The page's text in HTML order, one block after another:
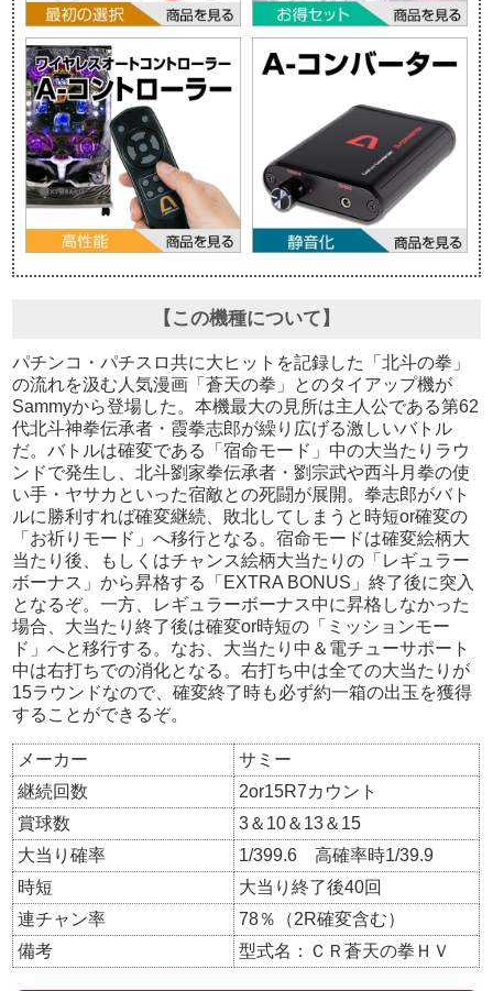
【この機種について】
パチンコ・パチスロ共に大ヒットを記録した「北斗の拳」
の流れを汲む人気漫画「蒼天の拳」とのタイアップ機が
Sammyから登場した。本機最大の見所は主人公である第62
代北斗神拳伝承者・霞拳志郎が繰り広げる激しいバトル
だ。バトルは確変である「宿命モード」中の大当たりラウ
ンドで発生し、北斗劉家拳伝承者・劉宗武や西斗月拳の使
い手・ヤサカといった宿敵との死闘が展開。拳志郎がバト
ルに勝利すれば確変継続、敗北してしまうと時短or確変の
「お祈りモード」へ移行となる。宿命モードは確変絵柄大
当たり後、もしくはチャンス絵柄大当たりの「レギュラー
ボーナス」から昇格する「EXTRA BONUS」終了後に突入
となるぞ。一方、レギュラーボーナス中に昇格しなかった
場合、大当たり終了後は確変or時短の「ミッションモー
ド」へと移行する。なお、大当たり中＆電チューサポート
中は右打ちでの消化となる。右打ち中は全ての大当たりが
15ラウンドなので、確変終了時も必ず約一箱の出玉を獲得
することができるぞ。
メーカー
サミー
継続回数
2or15R7カウント
賞球数
3＆10＆13＆15
大当り確率
1/399.6 高確率時1/39.9
時短
大当り終了後40回
連チャン率
78％（2R確変含む）
備考
型式名：ＣＲ蒼天の拳ＨＶ